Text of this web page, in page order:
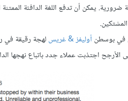
ضرورية. يمكن أن تدفع اللغة الدافئة
في بوسطن أوليفز & غريسلهجة رقيقة في
اجتذبت عملاء جدد باتباع نهجها